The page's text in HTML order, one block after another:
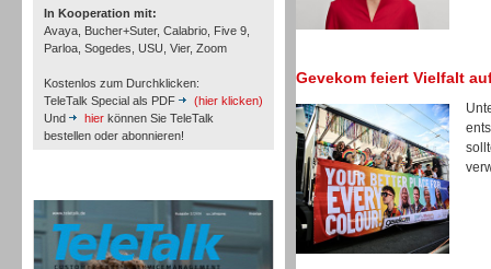
In Kooperation mit:
Avaya, Bucher+Suter, Calabrio, Five 9,
Parloa, Sogedes, USU, Vier, Zoom
Kostenlos zum Durchklicken:
TeleTalk Special als PDF
(hier klicken)
Und
hier können Sie TeleTalk
bestellen oder abonnieren!
Gevekom feiert Vielfalt